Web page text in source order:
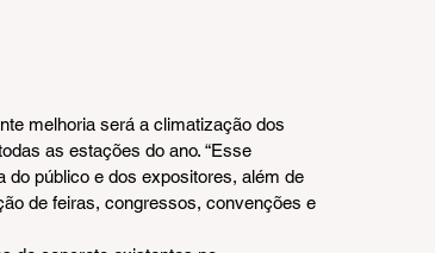
melhoria será a climatização dos
as estações do ano. “Esse
do público e dos expositores, além de
de feiras, congressos, convenções e